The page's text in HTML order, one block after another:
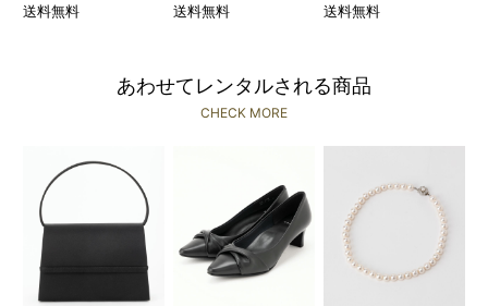
送料無料
送料無料
送料無料
あわせてレンタルされる商品
CHECK MORE